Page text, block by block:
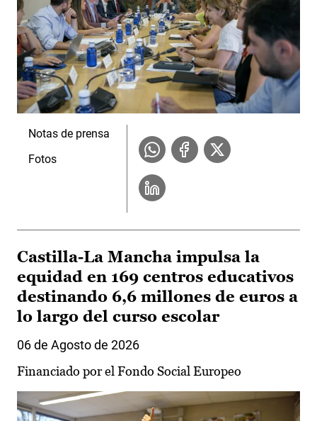
Notas de prensa
Fotos
Castilla-La Mancha impulsa la
equidad en 169 centros educativos
destinando 6,6 millones de euros a
lo largo del curso escolar
06 de Agosto de 2026
Financiado por el Fondo Social Europeo